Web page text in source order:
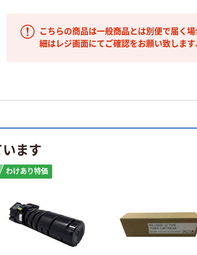
こちらの商品は一般商品とは別便で届く
細はレジ画面にてご確認をお願い致します
ます
わけあり特価